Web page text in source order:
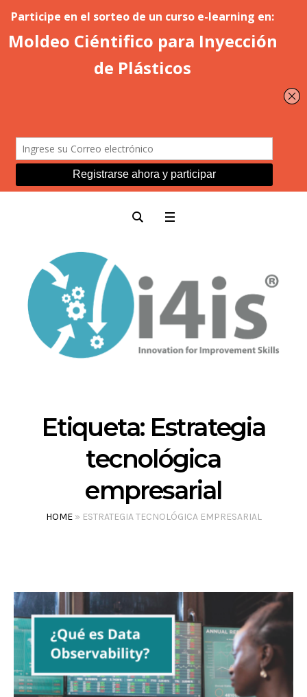
Etiqueta: Estrategia
tecnológica
empresarial
HOME» ESTRATEGIA TECNOLÓGICA EMPRESARIAL